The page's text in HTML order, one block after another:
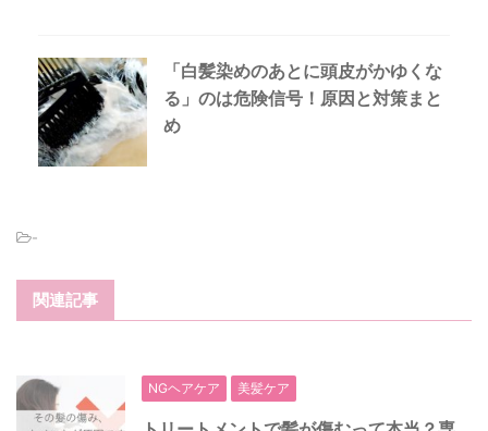
「白髪染めのあとに頭皮がかゆくな
る」のは危険信号！原因と対策まと
め
-
関連記事
NGヘアケア 美髪ケア